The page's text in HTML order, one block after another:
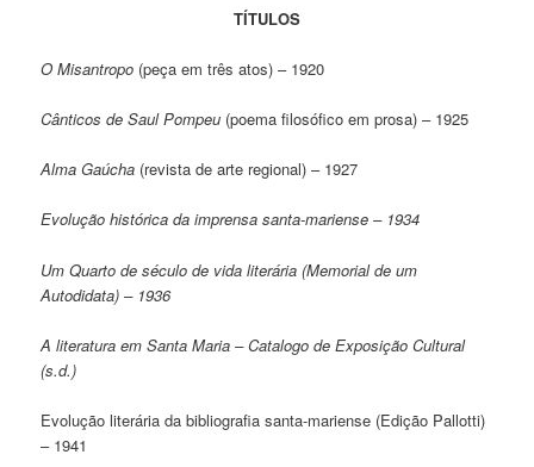
TÍTULOS
O Misantropo (peça em três atos) – 1920
Cânticos de Saul Pompeu (poema filosófico em prosa) – 1925
Alma Gaúcha (revista de arte regional) – 1927
Evolução histórica da imprensa santa-mariense – 1934
Um Quarto de século de vida literária (Memorial de um
Autodidata) – 1936
A literatura em Santa Maria – Catalogo de Exposição Cultural
(s.d.)
Evolução literária da bibliografia santa-mariense (Edição Pallotti)
– 1941